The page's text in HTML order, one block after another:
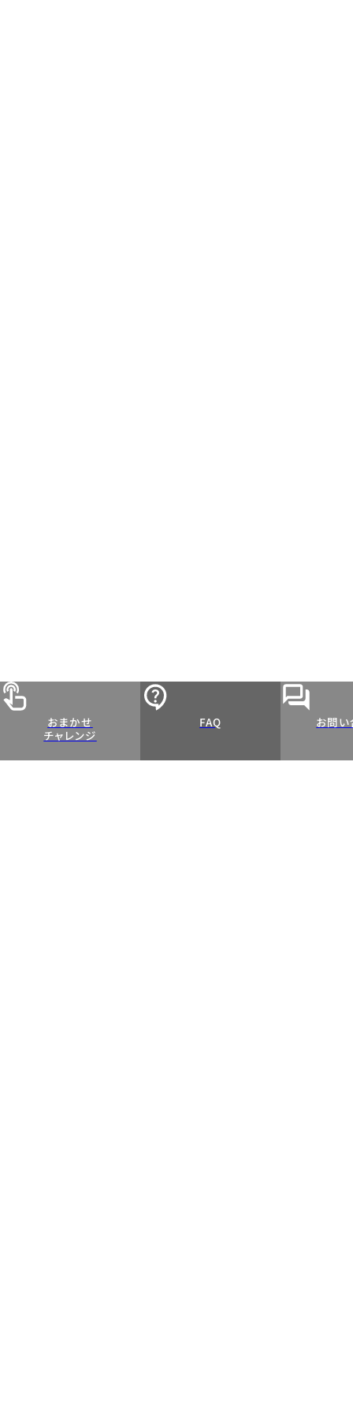
おまかせ
チャレンジ
FAQ お問